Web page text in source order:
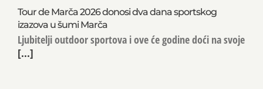
Tour de Marča 2026 donosi dva dana sportskog
izazova u šumi Marča
Ljubitelji outdoor sportova i ove će godine doći na svoje
[...]